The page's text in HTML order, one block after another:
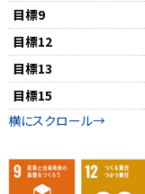
目標9
目標12
目標13
目標15